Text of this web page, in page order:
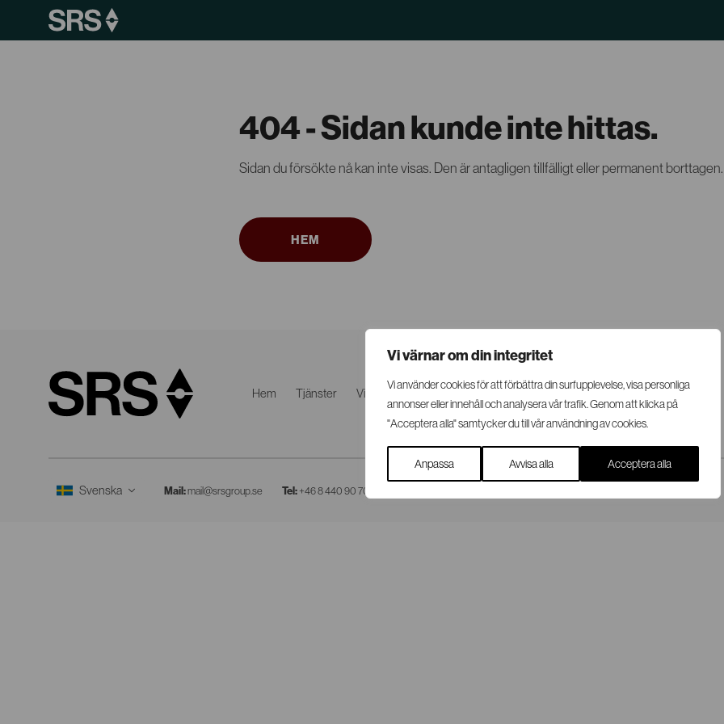
Vi värnar om din integritet
Vi använder cookies för att förbättra din surfupplevelse, visa personliga
annonser eller innehåll och analysera vår trafik. Genom att klicka på
"Acceptera alla" samtycker du till vår användning av cookies.
Anpassa Avvisa alla Acceptera alla
404 - Sidan kunde inte hittas.
Sidan du försökte nå kan inte visas. Den är antagligen tillfälligt eller permanent borttagen.
HEM
Hem Tjänster Vi skyddar SRM Om oss Karriär Aktuellt Kontakt
Mail:mail@srsgroup.se Tel: +46 8 440 90 70